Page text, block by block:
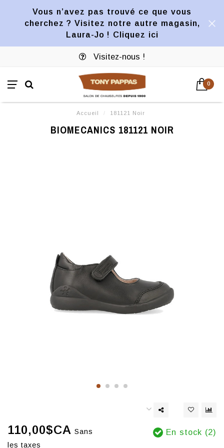
Vous n’avez pas trouvé ce que vous
cherchez ? Visitez notre autre magasin,
Laura-Jo ! Cliquez ici
Visitez-nous !
0
Accueil / 181121 Noir
BIOMECANICS 181121 NOIR
110,00$CA Sans
les taxes
En stock (2)